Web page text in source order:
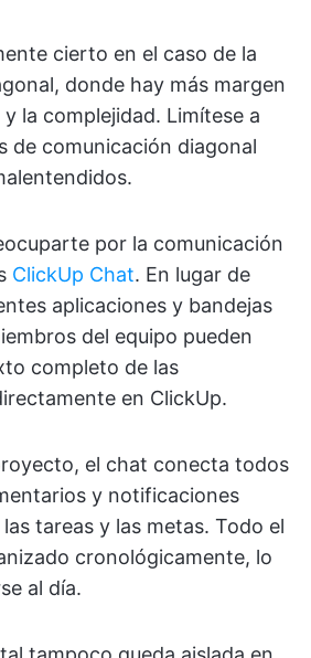
cierto en el caso de la
donde hay más margen
la complejidad. Limítese a
de comunicación diagonal
por la comunicación
ClickUp Chat. En lugar de
aplicaciones y bandejas
del equipo pueden
completo de las
en ClickUp.
el chat conecta todos
y notificaciones
tareas y las metas. Todo el
cronológicamente, lo
al día.